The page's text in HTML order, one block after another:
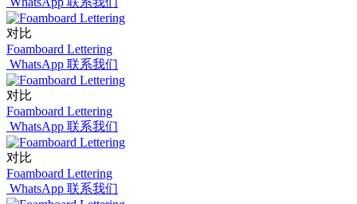
对比
Foamboard Lettering
WhatsApp 联系我们
对比
Foamboard Lettering
WhatsApp 联系我们
对比
Foamboard Lettering
WhatsApp 联系我们